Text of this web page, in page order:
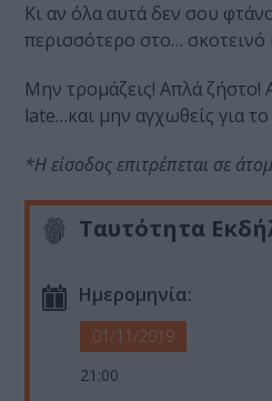
Κι αν όλα αυτά δεν σου
περισσότερο στο…
Μην τρομάζεις! Απλά
late…και μην αγχωθείς για
*Η είσοδος επιτρέπεται σε
Ταυτότητα
Ημερομηνία:
01/11/2019
21:00